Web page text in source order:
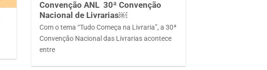
Convenção ANL 30ª Convenção
Nacional de Livrarias￼
Com o tema “Tudo Começa na Livraria”, a 30ª
Convenção Nacional das Livrarias acontece
entre